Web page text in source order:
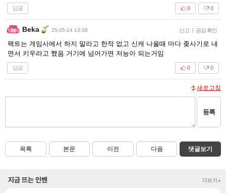
답글 0
0
Beka 25-05-24 13:38 신고 | 공감 확인
팩트는 게임사에서 하지 말라고 한적 없고 신캐 나올때 마다 좆사기로 내
면서 키우라고 했음 거기에 넘어가면 저능아 되는거임
답글 0
0
새로고침
등록
목록 본문 이전 다음 댓글보기
지금 뜨는 인벤 더보기+